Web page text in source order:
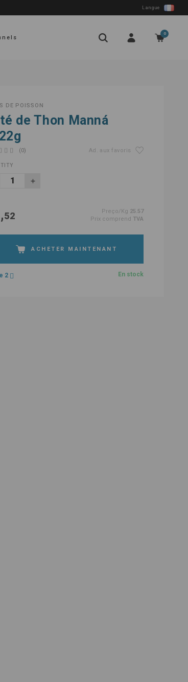
Langue
0
DE POISSON
de Thon Manná
(0) Ad. aux favoris
52 Preço/Kg 25.57
Prix comprend TVA
ACHETER MAINTENANT
2 En stock